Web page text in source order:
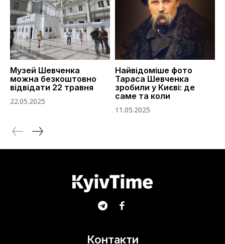
Музей Шевченка
можна безкоштовно
відвідати 22 травня
22.05.2025
Найвідоміше фото
Тараса Шевченка
зробили у Києві: де
саме та коли
11.05.2025
Контакти